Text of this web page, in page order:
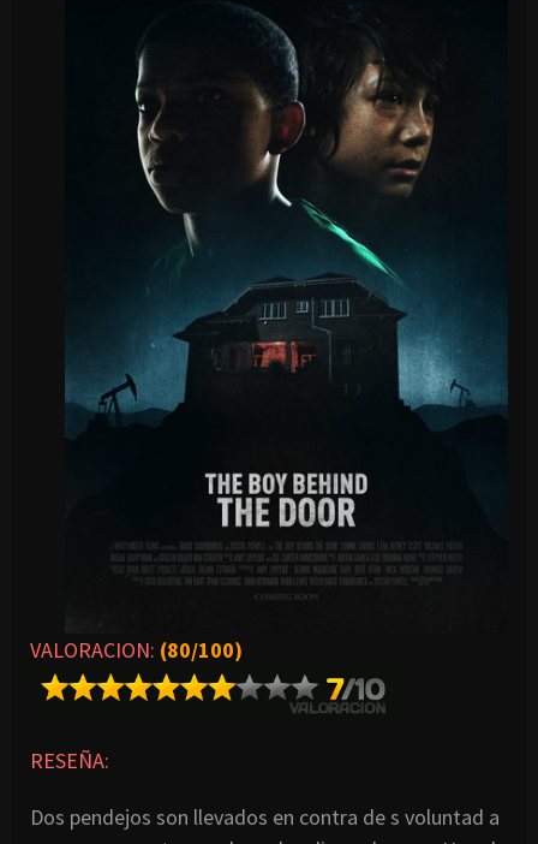
VALORACION: (80/100)
RESEÑA:
Dos pendejos son llevados en contra de s voluntad a